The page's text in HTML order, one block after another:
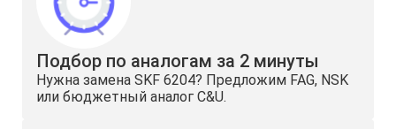
Подбор по аналогам за 2 минуты
Нужна замена SKF 6204? Предложим FAG, NSK
или бюджетный аналог C&U.